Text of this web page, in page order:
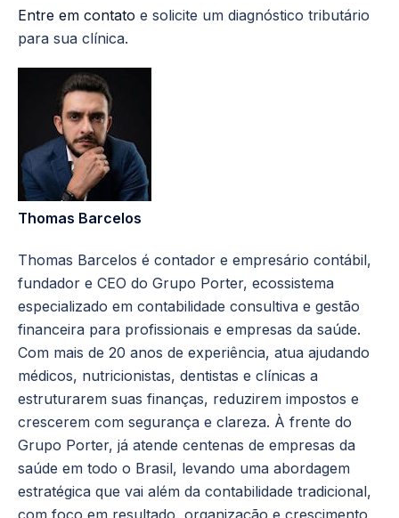
Entre em contato e solicite um diagnóstico tributário
para sua clínica.
Thomas Barcelos
Thomas Barcelos é contador e empresário contábil,
fundador e CEO do Grupo Porter, ecossistema
especializado em contabilidade consultiva e gestão
financeira para profissionais e empresas da saúde.
Com mais de 20 anos de experiência, atua ajudando
médicos, nutricionistas, dentistas e clínicas a
estruturarem suas finanças, reduzirem impostos e
crescerem com segurança e clareza. À frente do
Grupo Porter, já atende centenas de empresas da
saúde em todo o Brasil, levando uma abordagem
estratégica que vai além da contabilidade tradicional,
com foco em resultado, organização e crescimento